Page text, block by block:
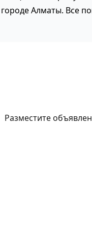
Алматы. Все
Разместите